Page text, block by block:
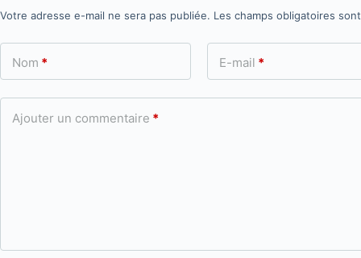
Votre adresse e-mail ne sera pas publiée. Les champs obligatoires
Nom * E-mail *
Ajouter un commentaire *